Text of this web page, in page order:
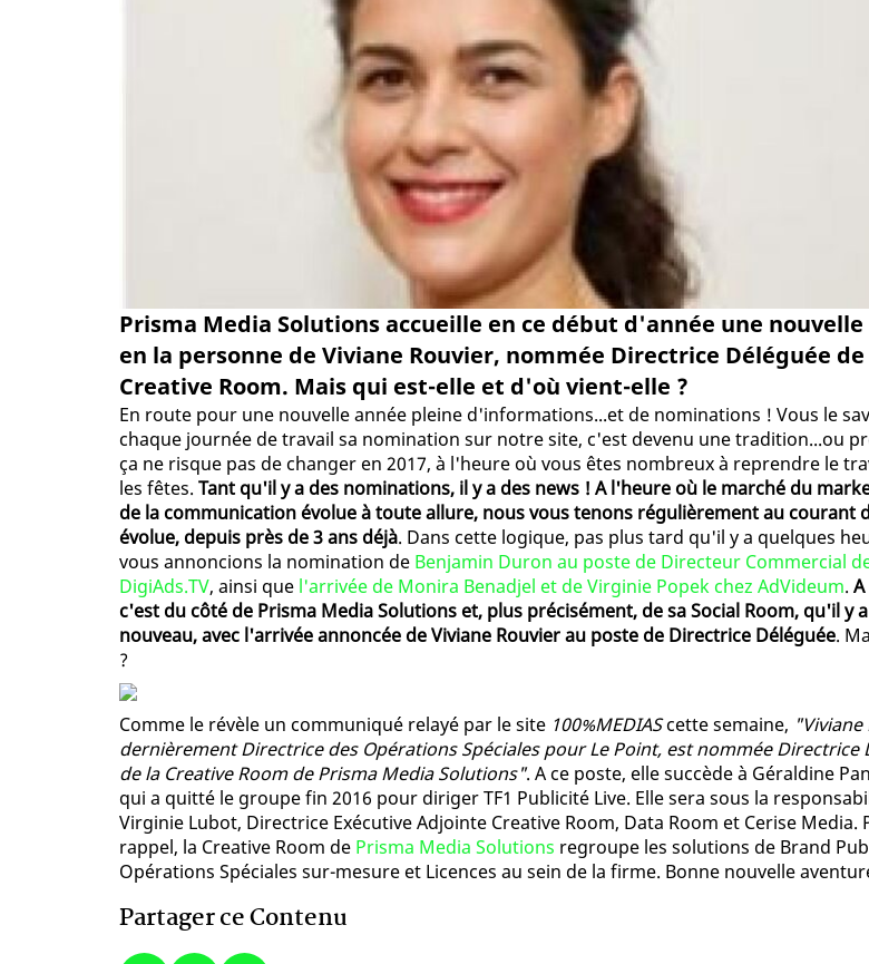
Prisma Media Solutions accueille en ce début d'année une
en la personne de Viviane Rouvier, nommée Directrice Déléguée de
Creative Room. Mais qui est-elle et d'où vient-elle ?
En route pour une nouvelle année pleine d'informations...et de nominations ! Vous le
chaque journée de travail sa nomination sur notre site, c'est devenu une tradition...ou
ça ne risque pas de changer en 2017, à l'heure où vous êtes nombreux à reprendre le
les fêtes. Tant qu'il y a des nominations, il y a des news ! A l'heure où le marché du
de la communication évolue à toute allure, nous vous tenons régulièrement au courant
évolue, depuis près de 3 ans déjà. Dans cette logique, pas plus tard qu'il y a quelques
vous annoncions la nomination de Benjamin Duron au poste de Directeur Commercial
DigiAds.TV, ainsi que l'arrivée de Monira Benadjel et de Virginie Popek chez AdVideum.
c'est du côté de Prisma Media Solutions et, plus précisément, de sa Social Room, qu'il y
nouveau, avec l'arrivée annoncée de Viviane Rouvier au poste de Directrice Déléguée.
?
Comme le révèle un communiqué relayé par le site 100%MEDIAScette semaine, "Viviane
dernièrement Directrice des Opérations Spéciales pour Le Point, est nommée Directrice
de la Creative Room de Prisma Media Solutions". A ce poste, elle succède à Géraldine
qui a quitté le groupe fin 2016 pour diriger TF1 Publicité Live. Elle sera sous la
Virginie Lubot, Directrice Exécutive Adjointe Creative Room, Data Room et Cerise Media.
rappel, la Creative Room de Prisma Media Solutions regroupe les solutions de Brand
Opérations Spéciales sur-mesure et Licences au sein de la firme. Bonne nouvelle
Partager ce Contenu